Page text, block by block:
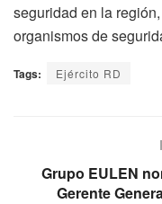
seguridad en la
organismos de
Tags: Ejército RD
Grupo EULEN
Gerente